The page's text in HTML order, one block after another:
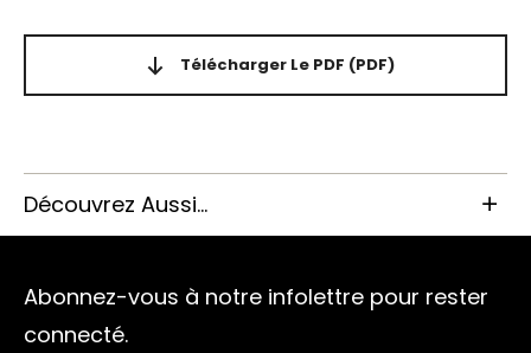
Télécharger Le PDF (PDF)
Découvrez Aussi...
Abonnez-vous à notre infolettre pour rester
connecté.